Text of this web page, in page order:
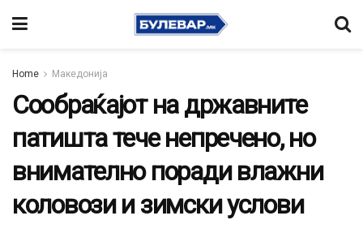
Home Македонија
Сообраќајот на државните
патишта тече непречено, но
внимателно поради влажни
коловози и зимски услови